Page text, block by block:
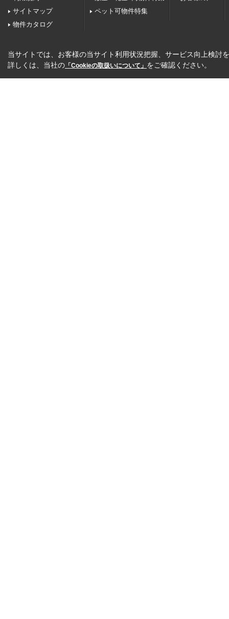
サイトマップ
物件カタログ
ペット可物件特集
当サイトでは、お客様の当サイト利用状況把握、サービス向上検討
詳しくは、当社の 「Cookieの取扱いについて」 をご確認ください。